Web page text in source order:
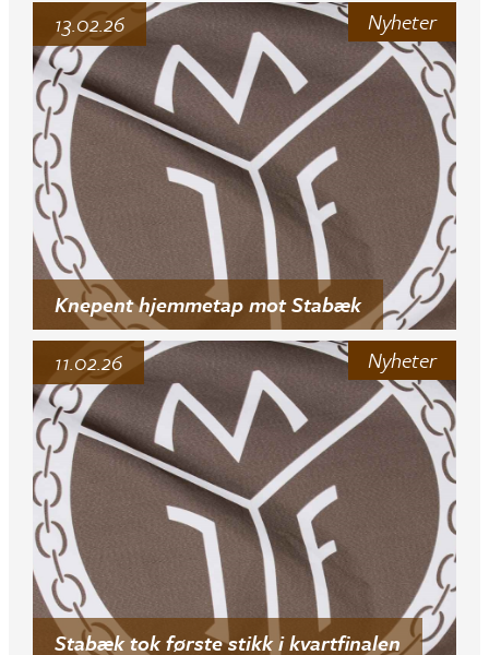
Nyheter
Knepent hjemmetap mot Stabæk
13.02.26
Nyheter
Stabæk tok første stikk i kvartfinalen
11.02.26